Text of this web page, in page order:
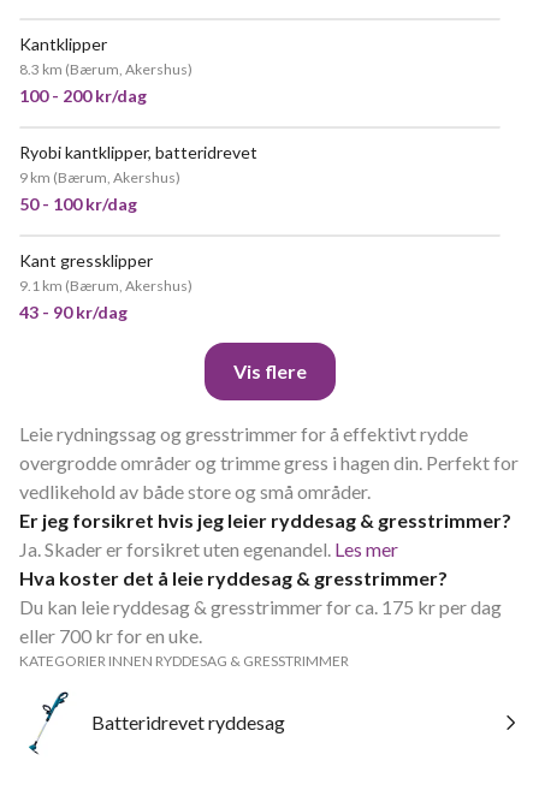
Kantklipper
8.3 km (Bærum, Akershus)
100 - 200 kr/dag
Ryobi kantklipper, batteridrevet
9 km (Bærum, Akershus)
50 - 100 kr/dag
Kant gressklipper
9.1 km (Bærum, Akershus)
43 - 90 kr/dag
Vis flere
Leie rydningssag og gresstrimmer for å effektivt rydde
overgrodde områder og trimme gress i hagen din. Perfekt for
vedlikehold av både store og små områder.
Er jeg forsikret hvis jeg leier ryddesag & gresstrimmer?
Ja. Skader er forsikret uten egenandel. Les mer
Hva koster det å leie ryddesag & gresstrimmer?
Du kan leie ryddesag & gresstrimmer for ca. 175 kr per dag
eller 700 kr for en uke.
KATEGORIER INNEN RYDDESAG & GRESSTRIMMER
Batteridrevet ryddesag